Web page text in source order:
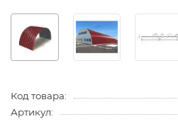
Код товара:
Артикул: